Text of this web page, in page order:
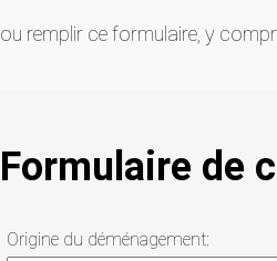
ou remplir ce formulaire, y
Formulaire de
Origine du déménagement: